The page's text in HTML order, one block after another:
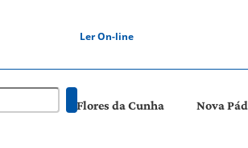
Ler On-line
Flores da Cunha Nova